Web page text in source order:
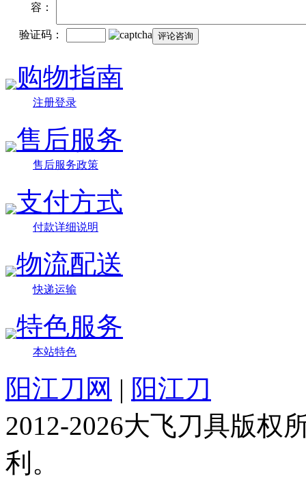
容：
验证码：
购物指南
注册登录
售后服务
售后服务政策
支付方式
付款详细说明
物流配送
快递运输
特色服务
本站特色
阳江刀网 | 阳江刀
2012-2026大飞刀具版权
利。